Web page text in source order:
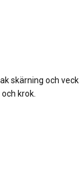
skärning och veck
krok.